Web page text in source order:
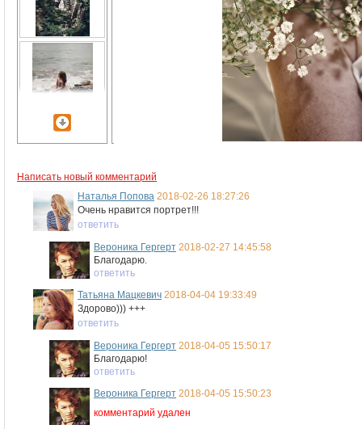
Написать новый комментарий
Наталья Попова 2018-02-26 18:27:26
Очень нравится портрет!!!
ответить
Вероника Гергерт 2018-02-27 14:45:58
Благодарю.
ответить
Татьяна Мацкевич 2018-04-04 19:33:49
Здорово))) +++
ответить
Вероника Гергерт 2018-04-05 15:50:17
Благодарю!
ответить
Вероника Гергерт 2018-04-05 15:50:23
комментарий удален